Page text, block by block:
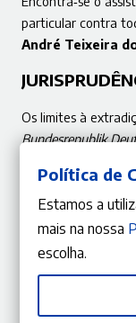
particular contra
André Teixeira
Os limites à
Bundesrepublik
Miguel João
Relatório sobre a
Karla Tayumi
Política de
Estamos a
mais na nossa
escolha.